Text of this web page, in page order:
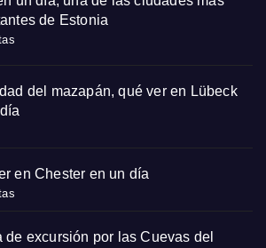
de Estonia
del mazapán, qué ver en Lübeck
en Chester en un día
de excursión por las Cuevas del